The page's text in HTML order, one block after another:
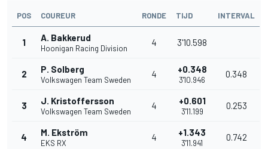
POS COUREUR RONDE TIJD INTERVAL
1 A. Bakkerud
Hoonigan Racing Division
4 3'10.598
2 P. Solberg
Volkswagen Team Sweden
4 +0.348
3'10.946
0.348
3 J. Kristoffersson
Volkswagen Team Sweden
4 +0.601
3'11.199
0.253
4 M. Ekström
EKS RX
4 +1.343
3'11.941
0.742